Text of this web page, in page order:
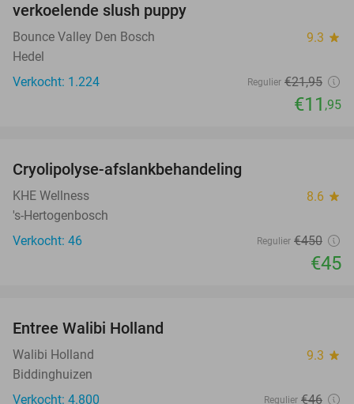
verkoelende slush puppy
Bounce Valley Den Bosch 9.3 star
Hedel
Verkocht: 1.224
Regulier €21,95
€11 ,95
Cryolipolyse-afslankbehandeling
KHE Wellness 8.6 star
's-Hertogenbosch
Verkocht: 46
Regulier €450
€45
Entree Walibi Holland
Walibi Holland 9.3 star
Biddinghuizen
Verkocht: 4.800
Regulier €46